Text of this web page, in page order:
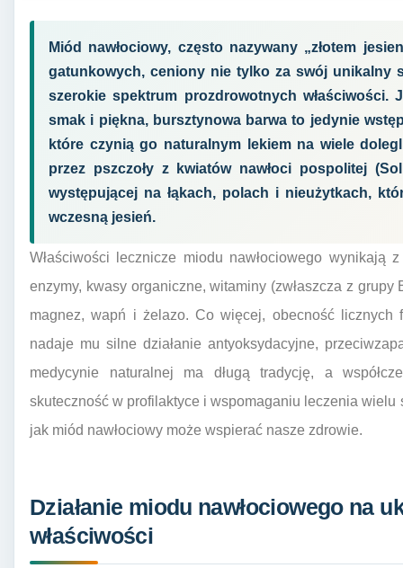
Miód nawłociowy, często nazywany „złotem
gatunkowych, ceniony nie tylko za swój unikalny
szerokie spektrum prozdrowotnych właściwości.
smak i piękna, bursztynowa barwa to jedynie
które czynią go naturalnym lekiem na wiele
przez pszczoły z kwiatów nawłoci pospolitej
występującej na łąkach, polach i nieużytkach,
wczesną jesień.
Właściwości lecznicze miodu nawłociowego wynikają
enzymy, kwasy organiczne, witaminy (zwłaszcza z
magnez, wapń i żelazo. Co więcej, obecność licznych
nadaje mu silne działanie antyoksydacyjne,
medycynie naturalnej ma długą tradycję, a
skuteczność w profilaktyce i wspomaganiu leczenia
jak miód nawłociowy może wspierać nasze zdrowie.
Działanie miodu nawłociowego na
właściwości